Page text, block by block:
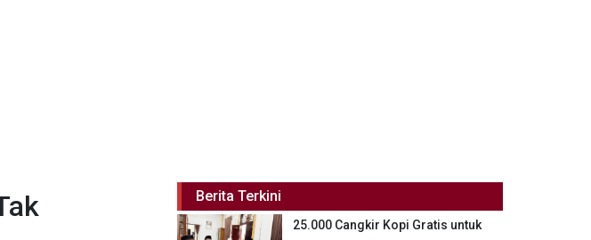
Berita Terkini
25.000 Cangkir Kopi Gratis untuk